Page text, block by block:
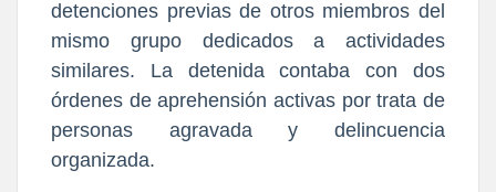
detenciones previas de otros miembros del
mismo grupo dedicados a actividades
similares. La detenida contaba con dos
órdenes de aprehensión activas por trata de
personas agravada y delincuencia
organizada.